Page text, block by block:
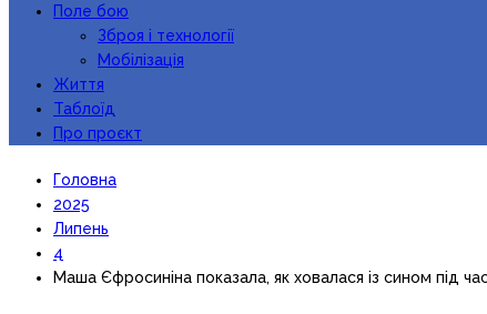
Поле бою
Зброя і технології
Мобілізація
Життя
Таблоїд
Про проєкт
Головна
2025
Липень
4
Маша Єфросиніна показала, як ховалася із сином під